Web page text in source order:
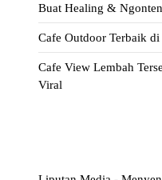
Buat Healing & Ngonten
Cafe Outdoor Terbaik di
Cafe View Lembah
Viral